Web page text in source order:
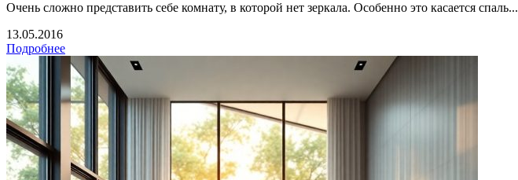
Очень сложно представить себе комнату, в которой нет зеркала. Особенно это касается спаль...
13.05.2016
Подробнее